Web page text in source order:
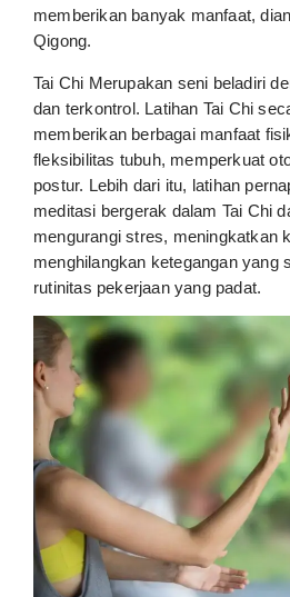
memberikan banyak manfaat,
Qigong.
Tai Chi Merupakan seni beladiri
dan terkontrol. Latihan Tai Chi
memberikan berbagai manfaat
fleksibilitas tubuh, memperkuat
postur. Lebih dari itu, latihan
meditasi bergerak dalam Tai Chi
mengurangi stres, meningkatkan
menghilangkan ketegangan yang
rutinitas pekerjaan yang padat.